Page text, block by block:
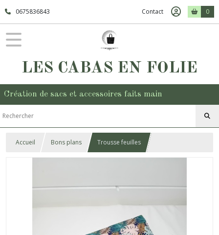
0675836843 Contact 0
LES CABAS EN FOLIE
Création de sacs et accessoires faits main
Accueil Bons plans Trousse feuilles